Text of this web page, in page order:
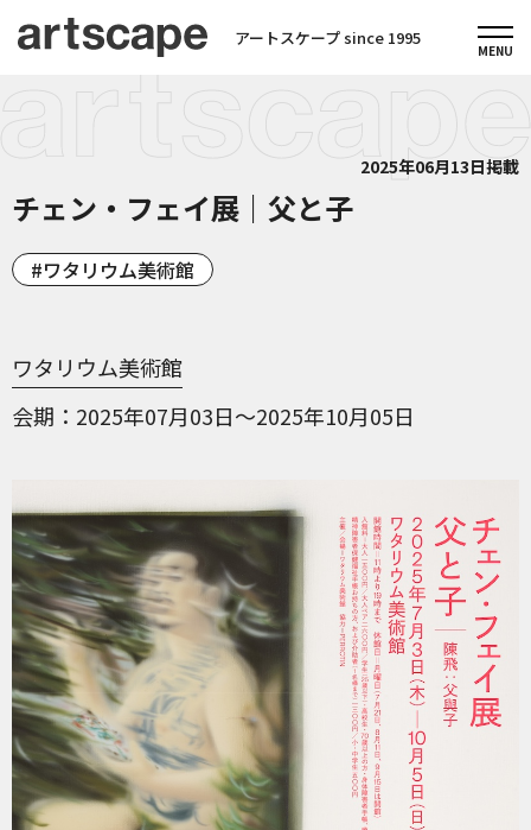
アートスケープ since 1995
2025年06月13日掲載
チェン・フェイ展｜父と子
ワタリウム美術館
ワタリウム美術館
会期
2025年07月03日～2025年10月05日